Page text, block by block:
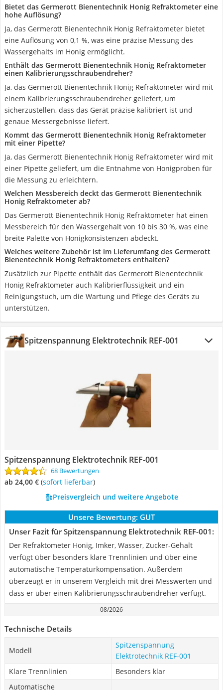
Bietet das Germerott Bienentechnik Honig Refraktometer eine
hohe Auflösung?
Ja, das Germerott Bienentechnik Honig Refraktometer bietet
eine Auflösung von 0,1 %, was eine präzise Messung des
Wassergehalts im Honig ermöglicht.
Enthält das Germerott Bienentechnik Honig Refraktometer
einen Kalibrierungsschraubendreher?
Ja, das Germerott Bienentechnik Honig Refraktometer wird mit
einem Kalibrierungsschraubendreher geliefert, um
sicherzustellen, dass das Gerät präzise kalibriert ist und
genaue Messergebnisse liefert.
Kommt das Germerott Bienentechnik Honig Refraktometer
mit einer Pipette?
Ja, das Germerott Bienentechnik Honig Refraktometer wird mit
einer Pipette geliefert, um die Entnahme von Honigproben für
die Messung zu erleichtern.
Welchen Messbereich deckt das Germerott Bienentechnik
Honig Refraktometer ab?
Das Germerott Bienentechnik Honig Refraktometer hat einen
Messbereich für den Wassergehalt von 10 bis 30 %, was eine
breite Palette von Honigkonsistenzen abdeckt.
Welches weitere Zubehör ist im Lieferumfang des Germerott
Bienentechnik Honig Refraktometers enthalten?
Zusätzlich zur Pipette enthält das Germerott Bienentechnik
Honig Refraktometer auch Kalibrierflüssigkeit und ein
Reinigungstuch, um die Wartung und Pflege des Geräts zu
unterstützen.
Spitzenspannung Elektrotechnik REF-001
Spitzenspannung Elektrotechnik REF-001
68 Bewertungen
ab 24,00 € ( Sofort lieferbar)
Preisvergleich und weitere Angebote
Unsere Bewertung: GUT
Unser Fazit für Spitzenspannung Elektrotechnik REF-001:
Der Refraktometer Honig, Imker, Wasser, Zucker-Gehalt
verfügt über besonders klare Trennlinien und über eine
automatische Temperaturkompensation. Außerdem
überzeugt er in unserem Vergleich mit drei Messwerten und
dass er über einen Kalibrierungsschraubendreher verfügt.
08/2026
Technische Details
Modell
Spitzenspannung
Elektrotechnik REF-001
Klare Trennlinien
Besonders klar
Automatische